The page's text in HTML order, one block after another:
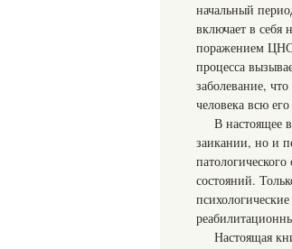
начальный
включает в себя
поражением
процесса
заболевание,
человека всю
В настоящее
заикании, но и
состояний.
Настоящая